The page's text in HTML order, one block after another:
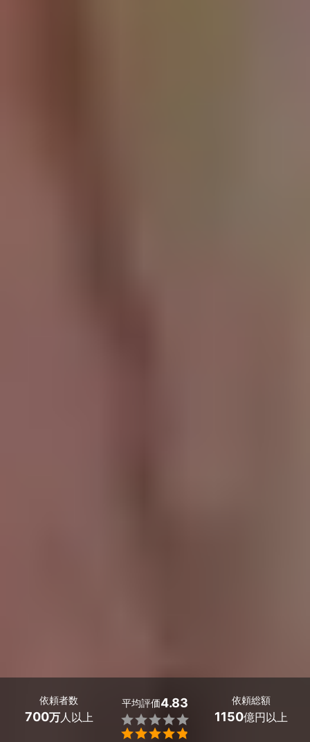
依頼者数
700万人以上
平均評価4.83


依頼総額
1150億円以上